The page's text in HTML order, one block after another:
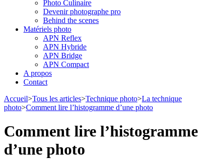
Photo Culinaire
Devenir photographe pro
Behind the scenes
Matériels photo
APN Reflex
APN Hybride
APN Bridge
APN Compact
A propos
Contact
Accueil>Tous les articles>Technique photo>La technique
photo>Comment lire l’histogramme d’une photo
Comment lire l’histogramme
d’une photo